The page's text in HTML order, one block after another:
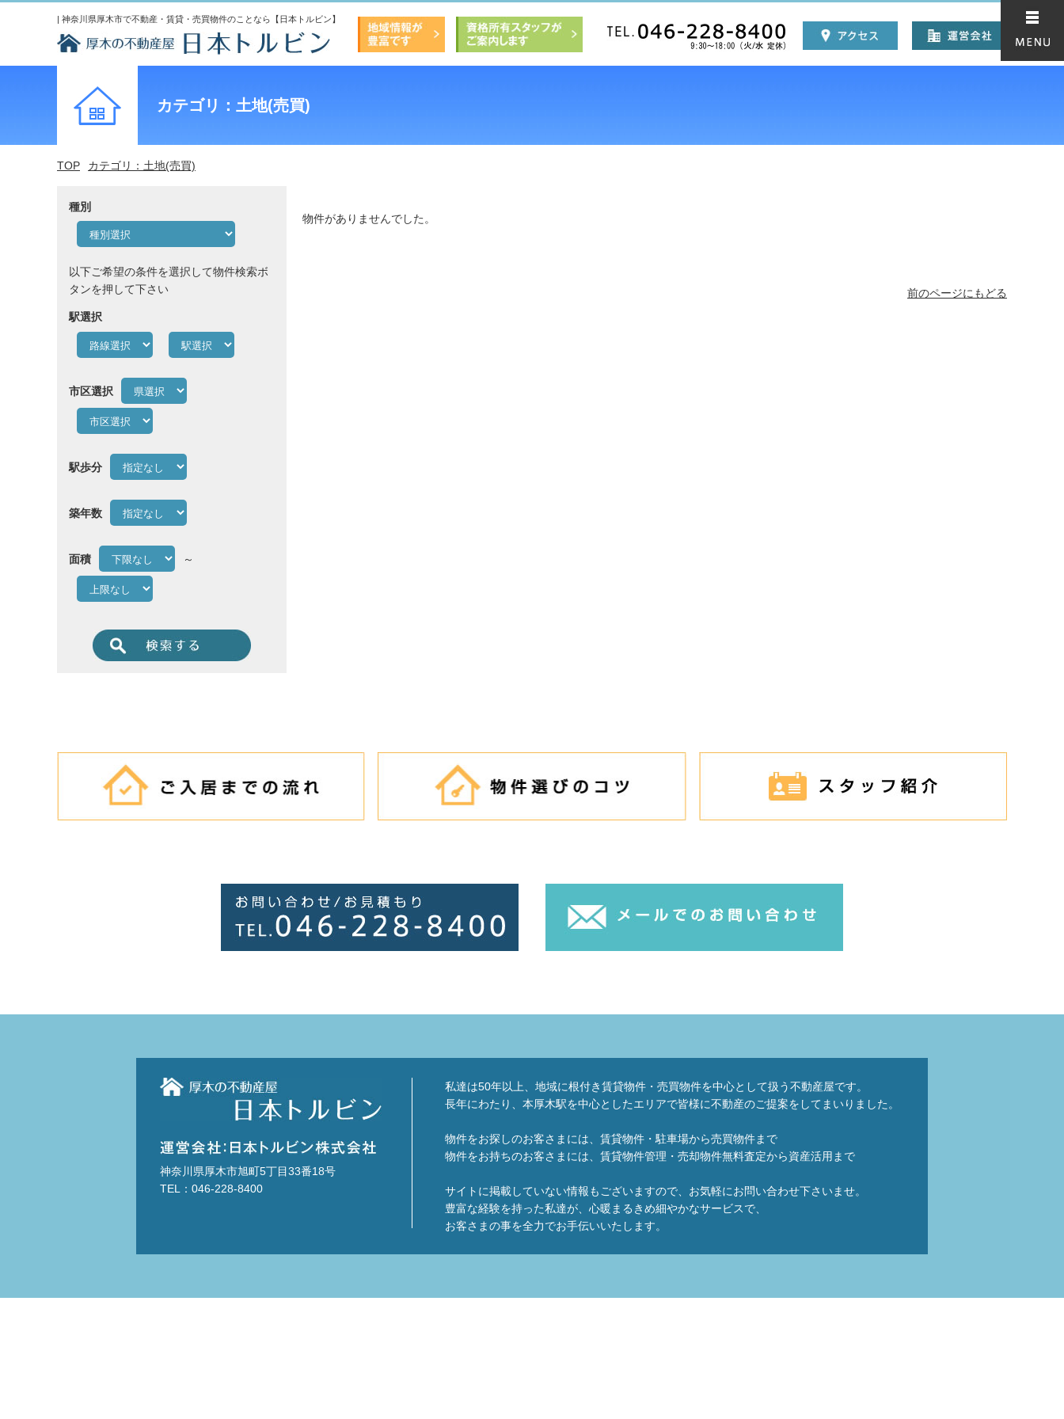
| 神奈川県厚木市で不動産・賃貸・売買物件のことなら【日本トルビン】
カテゴリ：土地(売買)
TOP カテゴリ：土地(売買)
物件がありませんでした。
前のページにもどる
種別
以下ご希望の条件を選択して物件検索ボ
タンを押して下さい
駅選択
市区選択
駅歩分
築年数
面積 ～
神奈川県厚木市旭町5丁目33番18号
TEL：046-228-8400
私達は50年以上、地域に根付き賃貸物件・売買物件を中心として扱う不動産屋です。
長年にわたり、本厚木駅を中心としたエリアで皆様に不動産のご提案をしてまいりました。
物件をお探しのお客さまには、賃貸物件・駐車場から売買物件まで
物件をお持ちのお客さまには、賃貸物件管理・売却物件無料査定から資産活用まで
サイトに掲載していない情報もございますので、お気軽にお問い合わせ下さいませ。
豊富な経験を持った私達が、心暖まるきめ細やかなサービスで、
お客さまの事を全力でお手伝いいたします。